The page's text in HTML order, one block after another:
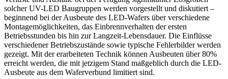
solcher UV-LED Baugruppen werden vorgestellt und diskutiert –
beginnend bei der Ausbeute des LED-Wafers über verschiedene
Montagemöglichkeiten, das Einbrennverhalten der ersten
Betriebsstunden bis hin zur Langzeit-Lebensdauer. Die Einflüsse
verschiedener Betriebszustände sowie typische Fehlerbilder werden
gezeigt. Mit der erarbeiteten Technik können Ausbeuten über 80%
erreicht werden, die mit jetzigem Stand maßgeblich durch die LED-
Ausbeute aus dem Waferverbund limitiert sind.